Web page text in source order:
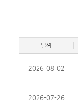
날짜
2026-08-02
2026-07-26